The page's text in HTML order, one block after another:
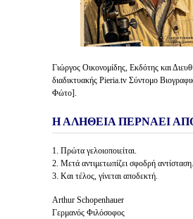
Γιώργος Οικονομίδης, Εκδότης και
διαδικτυακής Pieria.tv Σύντομο
Φώτο].
Η ΑΛΗΘΕΙΑ ΠΕΡΝΑΕΙ
1. Πρώτα γελοιοποιείται.
2. Μετά αντιμετωπίζει σφοδρή αντίσταση.
3. Και τέλος, γίνεται αποδεκτή.
Arthur Schopenhauer
Γερμανός Φιλόσοφος